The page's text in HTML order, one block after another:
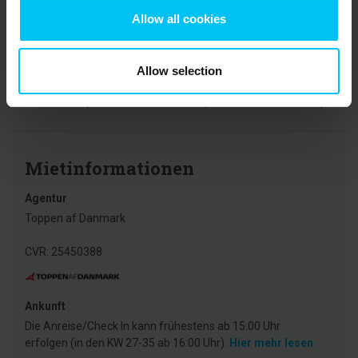
Allow all cookies
Allow selection
Mietinformationen
Agentur
Toppen af Danmark
CVR: 25450388
Ankunft
Die Anreise/Check In kann frühestens ab 15:00 Uhr
erfolgen (in den KW 27-35 ab 16:00 Uhr).
Hier mehr lesen